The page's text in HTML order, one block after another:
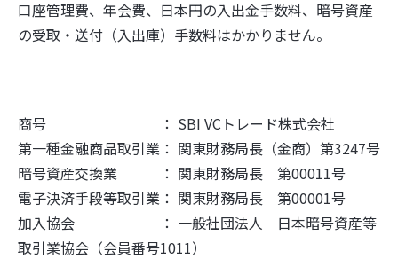
口座管理費、年会費、日本円の入出金手数料、暗号資産
の受取・送付（入出庫）手数料はかかりません。
商号 ： SBI VCトレード株式会社
第一種金融商品取引業： 関東財務局長（金商）第3247号
暗号資産交換業 ： 関東財務局長 第00011号
電子決済手段等取引業： 関東財務局長 第00001号
加入協会 ： 一般社団法人 日本暗号資産等
取引業協会（会員番号1011）